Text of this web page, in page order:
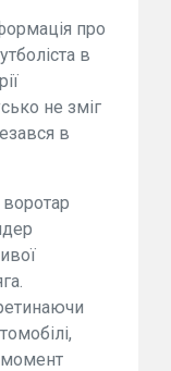
про
в
не зміг
в
момент